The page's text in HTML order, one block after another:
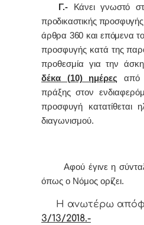
Γ.- Κάνει γνωστό
προδικαστικής
άρθρα 360 και επόμενα
προσφυγής κατά της
δέκα (10) ημέρες από
πράξης στον
προσφυγή κατατίθεται
διαγωνισμού.
Αφoύ έγιvε η
όπως o Νόμoς oρίζει.
Η αvωτέρω
3/13/2018.-